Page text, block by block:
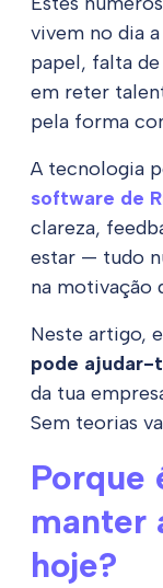
vivem no dia
papel, falta
em reter
pela forma
A tecnologia
software de
clareza,
estar — tudo
na motivação
Neste artigo,
pode ajudar-
da tua
Sem teorias
Porque
manter
hoje?